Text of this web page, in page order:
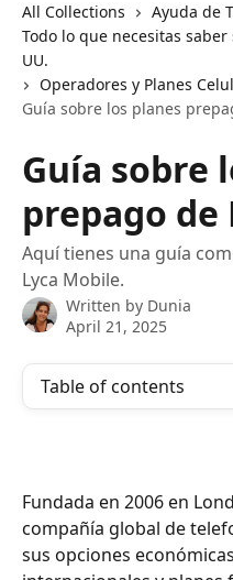
All Collections
Ayuda de
Todo lo que necesitas
UU.
Operadores y Planes
Guía sobre los planes
Guía sobre
prepago de
Aquí tienes una guía
Lyca Mobile.
Written by Dunia
April 21, 2025
Table of contents
Fundada en 2006 en
compañía global de
sus opciones